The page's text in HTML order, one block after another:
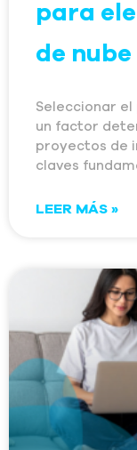
para
de
Seleccionar
un factor
proyectos de
claves
LEER MÁS »